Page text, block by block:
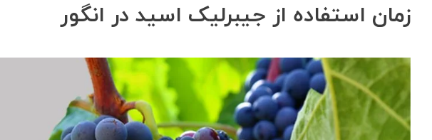
زمان استفاده از جیبرلیک اسید در انگور